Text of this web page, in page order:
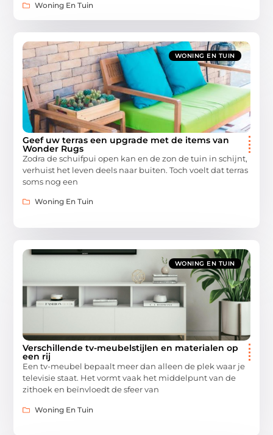
Woning En Tuin
WONING EN TUIN
Geef uw terras een upgrade met de items van
Wonder Rugs
Zodra de schuifpui open kan en de zon de tuin in schijnt,
verhuist het leven deels naar buiten. Toch voelt dat terras
soms nog een
Woning En Tuin
WONING EN TUIN
Verschillende tv-meubelstijlen en materialen op
een rij
Een tv-meubel bepaalt meer dan alleen de plek waar je
televisie staat. Het vormt vaak het middelpunt van de
zithoek en beïnvloedt de sfeer van
Woning En Tuin